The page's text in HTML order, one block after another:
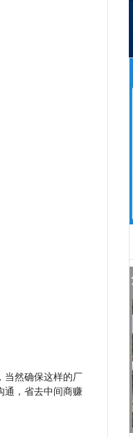
当然确保这样的厂
通，省去中间商赚